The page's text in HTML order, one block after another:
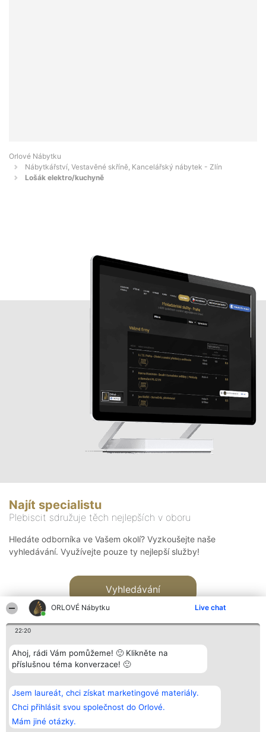
ORLOVÉ Nábytku Live chat
22:20
Ahoj, rádi Vám pomůžeme! 🙂 Klikněte na
příslušnou téma konverzace! 🙂
Jsem laureát, chci získat marketingové materiály.
Chci přihlásit svou společnost do Orlové.
Mám jiné otázky.
Orlové Nábytku
Nábytkářství, Vestavěné skříně, Kancelářský nábytek - Zlín
Lošák elektro/kuchyně
Najít specialistu
Plebiscit sdružuje těch nejlepších v oboru
Hledáte odborníka ve Vašem okolí? Vyzkoušejte naše
vyhledávání. Využívejte pouze ty nejlepší služby!
Vyhledávání
Bright Side Solutions sp. z o.
o. sp. k.
ul. Ruska 22
Wrocław 50-079
KRS 0000749100 | Regon
381313360 | NIP 8943132676
Vítězové
Seznam všech
laureátů
Zásady
Zásady
Kontakt